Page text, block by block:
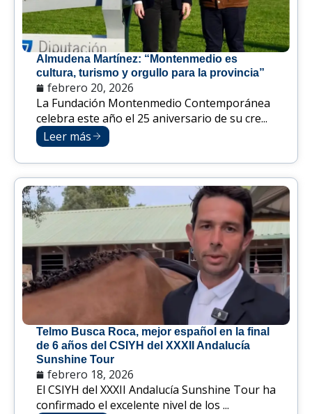
Almudena Martínez: “Montenmedio es
cultura, turismo y orgullo para la provincia”
febrero 20, 2026
La Fundación Montenmedio Contemporánea
celebra este año el 25 aniversario de su cre...
Leer más
Telmo Busca Roca, mejor español en la final
de 6 años del CSIYH del XXXII Andalucía
Sunshine Tour
febrero 18, 2026
El CSIYH del XXXII Andalucía Sunshine Tour ha
confirmado el excelente nivel de los ...